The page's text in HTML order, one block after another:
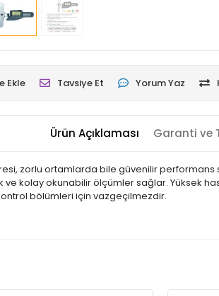
Ekle Tavsiye Et Yorum Yaz
Ürün Açıklaması Garanti ve
zorlu ortamlarda bile güvenilir performans
ve kolay okunabilir ölçümler sağlar.
bölümleri için vazgeçilmezdir.